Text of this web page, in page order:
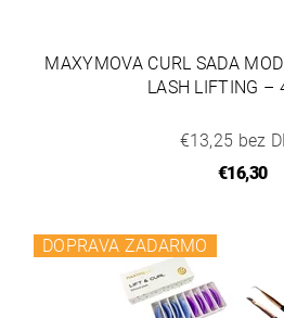
MAXYMOVA CURL SADA
LASH LIFTING –
€13,25 bez
€16,30
DOPRAVA ZADARMO